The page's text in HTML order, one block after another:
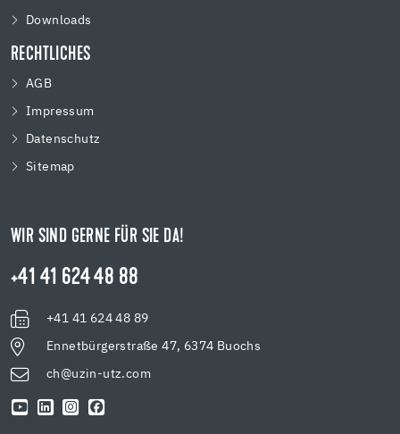
Downloads
RECHTLICHES
AGB
Impressum
Datenschutz
Sitemap
WIR SIND GERNE FÜR SIE DA!
+41 41 624 48 88
+41 41 624 48 89
Ennetbürgerstraße 47, 6374 Buochs
ch@uzin-utz.com